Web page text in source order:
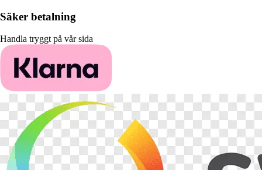
Säker betalning
Handla tryggt på vår sida